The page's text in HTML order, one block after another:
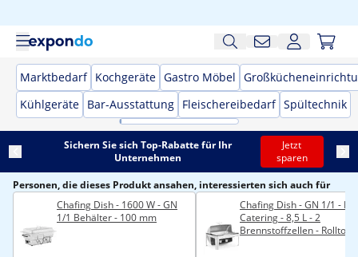
Marktbedarf Kochgeräte Gastro Möbel
Kühlgeräte Bar-Ausstattung Fleischereibedarf Spültechnik
Sichern Sie sich Top-Rabatte für Ihr
Unternehmen
Jetzt
sparen
Personen, die dieses Produkt ansahen, interessierten sich auch für
Chafing Dish - 1600 W - GN
1/1 Behälter - 100 mm
Chafing Dish - GN 1/1 -
Catering - 8,5 L - 2
Brennstoffzellen - Rolltop